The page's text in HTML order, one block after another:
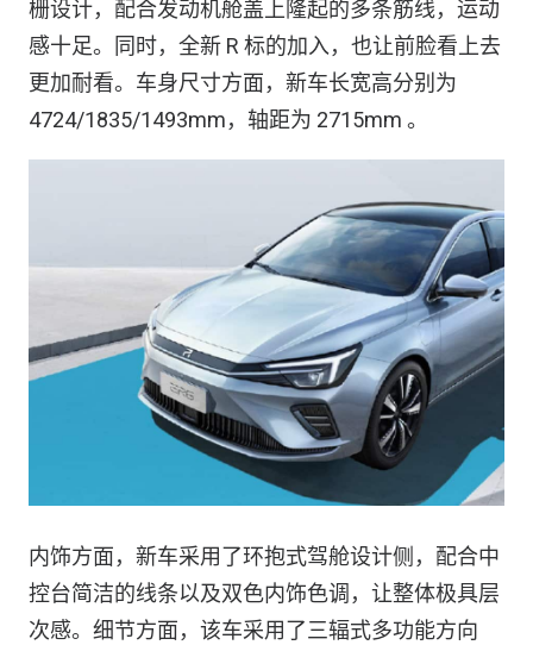
栅设计，配合发动机舱盖上隆起的多条筋线，运动
感十足。同时，全新 R 标的加入，也让前脸看上去
更加耐看。车身尺寸方面，新车长宽高分别为
4724/1835/1493mm，轴距为 2715mm 。
内饰方面，新车采用了环抱式驾舱设计侧，配合中
控台简洁的线条以及双色内饰色调，让整体极具层
次感。细节方面，该车采用了三辐式多功能方向